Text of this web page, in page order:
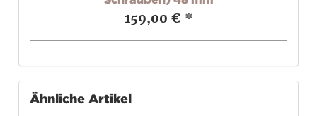
159,00 € *
Ähnliche Artikel